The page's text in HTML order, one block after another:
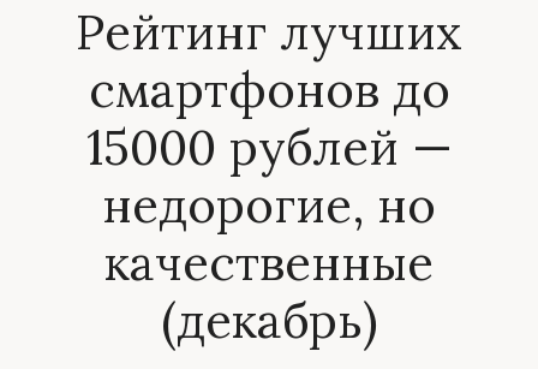
Рейтинг лучших
смартфонов до
15000 рублей —
недорогие, но
качественные
(декабрь)